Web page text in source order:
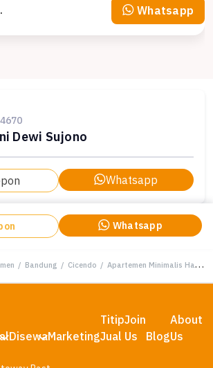
Whatsapp
Dewi Sujono
Whatsapp
Whatsapp
/ Bandung / Cicendo / Apartemen Minimalis Harga Ekonomis, Lokasi Cicendo, Bandung
DisewaMarketing
Titip
Jual
Join
Us
Blog
About
Us